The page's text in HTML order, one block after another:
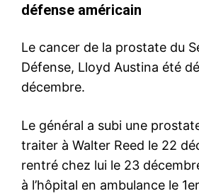
défense américain
Le cancer de la prostate du
Défense, Lloyd Austina été
décembre.
Le général a subi une
traiter à Walter Reed le 22
rentré chez lui le 23
à l’hôpital en ambulance le